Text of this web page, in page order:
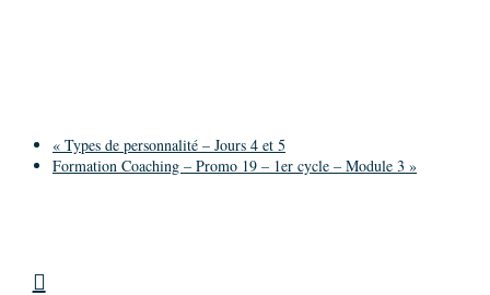
« Types de personnalité – Jours 4 et 5
Formation Coaching – Promo 19 – 1er cycle – Module 3 »
